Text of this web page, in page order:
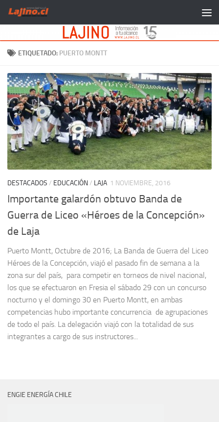
Saltar al contenido
ETIQUETADO: PUERTO MONTT
DESTACADOS / EDUCACIÓN/ LAJA 1 NOVIEMBRE, 2016
Importante galardón obtuvo Banda de
Guerra de Liceo «Héroes de la Concepción»
de Laja
Puerto Montt, Octubre de 2016; La Banda de Guerra del Liceo
Héroes de la Concepción, viajó el pasado fin de semana a la
zona sur del país, para competir en torneos de nivel nacional,
los que se efectuaron en Fresia el sábado 29 con un concurso
nocturno y el domingo 30 en Puerto Montt, en ambas
competencias hubo importante concurrencia de agrupaciones
de todo el país. La delegación viajó con la totalidad de sus
integrantes a cargo de sus instructores...
ENGIE ENERGÍA CHILE